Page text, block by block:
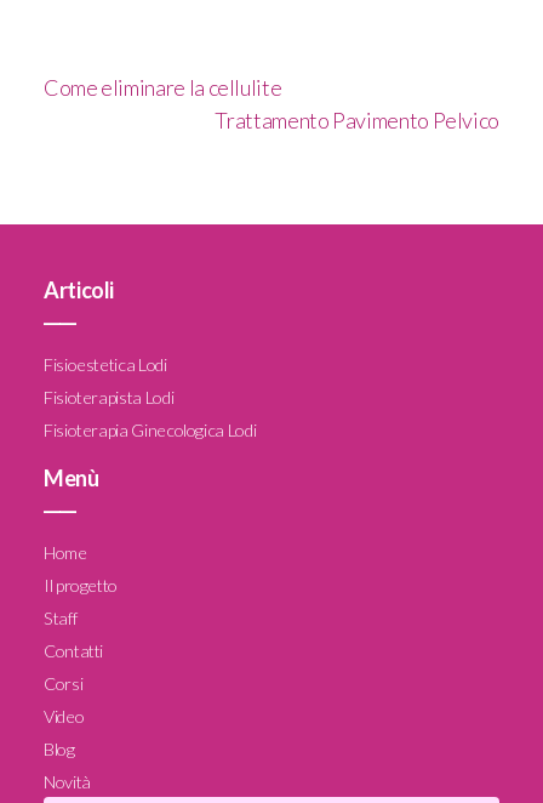
Come eliminare la cellulite
Trattamento Pavimento Pelvico
Articoli
Fisioestetica Lodi
Fisioterapista Lodi
Fisioterapia Ginecologica Lodi
Menù
Home
Il progetto
Staff
Contatti
Corsi
Video
Blog
Novità